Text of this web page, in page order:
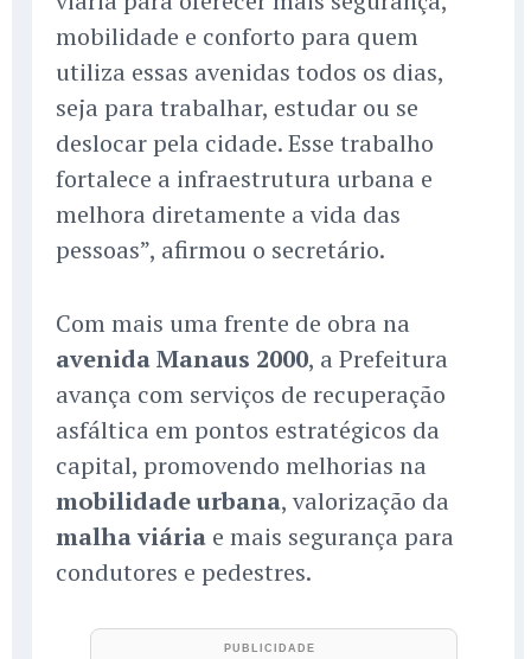
mobilidade e conforto para quem
utiliza essas avenidas todos os dias,
seja para trabalhar, estudar ou se
deslocar pela cidade. Esse trabalho
fortalece a infraestrutura urbana e
melhora diretamente a vida das
pessoas”, afirmou o secretário.
Com mais uma frente de obra na
avenida Manaus 2000, a Prefeitura
avança com serviços de recuperação
asfáltica em pontos estratégicos da
capital, promovendo melhorias na
mobilidade urbana, valorização da
malha viária e mais segurança para
condutores e pedestres.